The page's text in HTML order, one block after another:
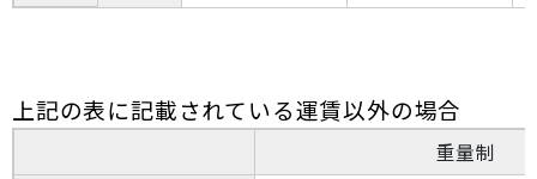
上記の表に記載されている運賃以外の場合
重量制